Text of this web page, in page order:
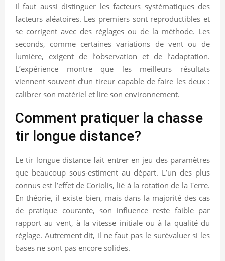
Il faut aussi distinguer les facteurs systématiques des
facteurs aléatoires. Les premiers sont reproductibles et
se corrigent avec des réglages ou de la méthode. Les
seconds, comme certaines variations de vent ou de
lumière, exigent de l’observation et de l’adaptation.
L’expérience montre que les meilleurs résultats
viennent souvent d’un tireur capable de faire les deux :
calibrer son matériel et lire son environnement.
Comment pratiquer la chasse
tir longue distance?
Le tir longue distance fait entrer en jeu des paramètres
que beaucoup sous-estiment au départ. L’un des plus
connus est l’effet de Coriolis, lié à la rotation de la Terre.
En théorie, il existe bien, mais dans la majorité des cas
de pratique courante, son influence reste faible par
rapport au vent, à la vitesse initiale ou à la qualité du
réglage. Autrement dit, il ne faut pas le surévaluer si les
bases ne sont pas encore solides.